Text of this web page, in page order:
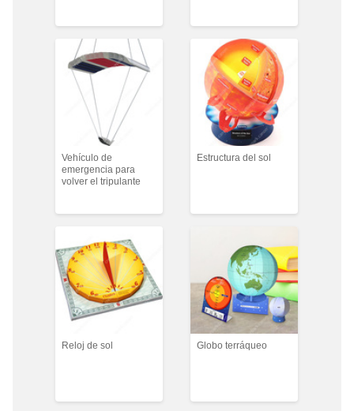
Vehículo de
emergencia para
volver el tripulante
Estructura del sol
Reloj de sol Globo terráqueo